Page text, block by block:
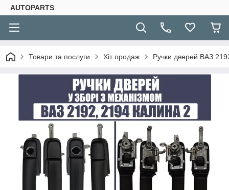
AUTOPARTS
Товари та послуги Хіт продаж Ручки дверей ВАЗ